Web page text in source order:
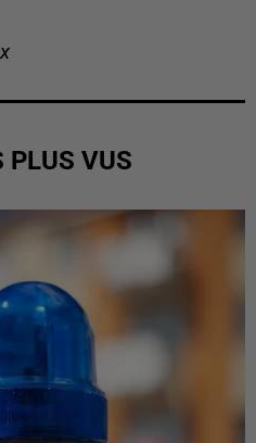
PLUS VUS